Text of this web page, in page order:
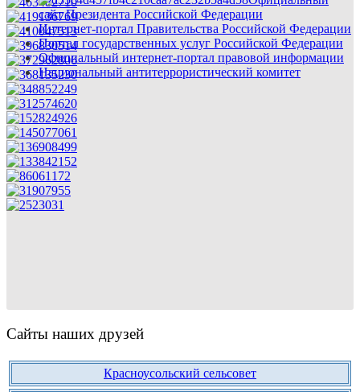
сайт Президента Российской Федерации
Интернет-портал Правительства Российской Федерации
Портал государственных услуг Российской Федерации
Официальный интернет-портал правовой информации
Национальный антитеррористический комитет
Сайты наших друзей
Красноусольский сельсовет